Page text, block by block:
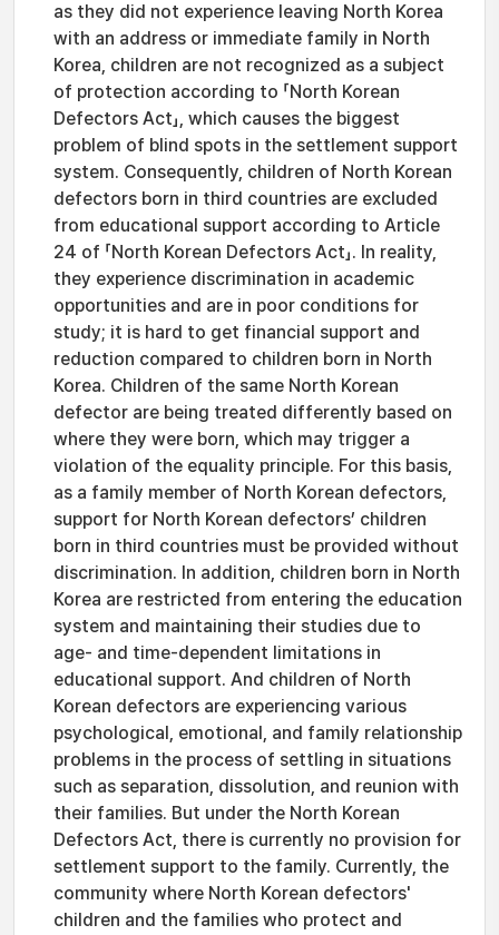
as they did not experience leaving North Korea
with an address or immediate family in North
Korea, children are not recognized as a subject
of protection according to 「North Korean
Defectors Act」, which causes the biggest
problem of blind spots in the settlement support
system. Consequently, children of North Korean
defectors born in third countries are excluded
from educational support according to Article
24 of 「North Korean Defectors Act」. In reality,
they experience discrimination in academic
opportunities and are in poor conditions for
study; it is hard to get financial support and
reduction compared to children born in North
Korea. Children of the same North Korean
defector are being treated differently based on
where they were born, which may trigger a
violation of the equality principle. For this basis,
as a family member of North Korean defectors,
support for North Korean defectors’ children
born in third countries must be provided without
discrimination. In addition, children born in North
Korea are restricted from entering the education
system and maintaining their studies due to
age- and time-dependent limitations in
educational support. And children of North
Korean defectors are experiencing various
psychological, emotional, and family relationship
problems in the process of settling in situations
such as separation, dissolution, and reunion with
their families. But under the North Korean
Defectors Act, there is currently no provision for
settlement support to the family. Currently, the
community where North Korean defectors'
children and the families who protect and